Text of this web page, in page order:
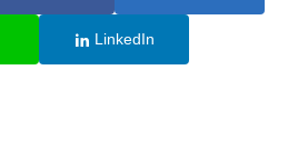
LinkedIn